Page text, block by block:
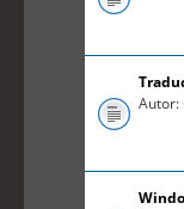
Autor: